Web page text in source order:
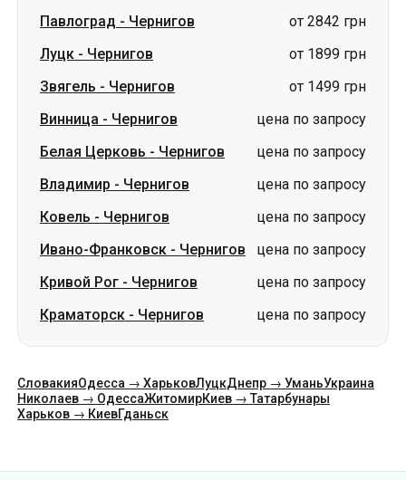
Павлоград - Чернигов
от 2842 грн
Луцк - Чернигов
от 1899 грн
Звягель - Чернигов
от 1499 грн
Винница - Чернигов
цена по запросу
Белая Церковь - Чернигов
цена по запросу
Владимир - Чернигов
цена по запросу
Ковель - Чернигов
цена по запросу
Ивано-Франковск - Чернигов
цена по запросу
Кривой Рог - Чернигов
цена по запросу
Краматорск - Чернигов цена по запросу
СловакияОдесса → ХарьковЛуцкДнепр → УманьУкраина
Николаев → ОдессаЖитомирКиев → Татарбунары
Харьков → КиевГданьск